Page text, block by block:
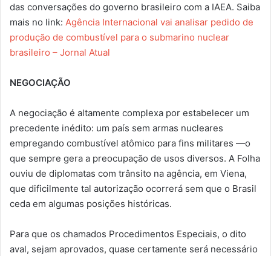
das conversações do governo brasileiro com a IAEA. Saiba
mais no link: Agência Internacional vai analisar pedido de
produção de combustível para o submarino nuclear
brasileiro – Jornal Atual
NEGOCIAÇÃO
A negociação é altamente complexa por estabelecer um
precedente inédito: um país sem armas nucleares
empregando combustível atômico para fins militares —o
que sempre gera a preocupação de usos diversos. A Folha
ouviu de diplomatas com trânsito na agência, em Viena,
que dificilmente tal autorização ocorrerá sem que o Brasil
ceda em algumas posições históricas.
Para que os chamados Procedimentos Especiais, o dito
aval, sejam aprovados, quase certamente será necessário